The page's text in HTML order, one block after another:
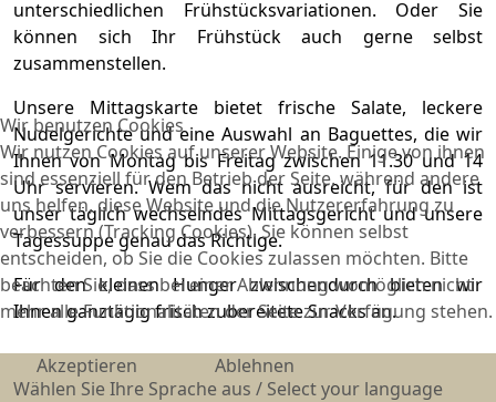
unterschiedlichen Frühstücksvariationen. Oder Sie
können sich Ihr Frühstück auch gerne selbst
zusammenstellen.
Unsere Mittagskarte bietet frische Salate, leckere
Nudelgerichte und eine Auswahl an Baguettes, die wir
Ihnen von Montag bis Freitag zwischen 11.30 und 14
Uhr servieren. Wem das nicht ausreicht, für den ist
unser täglich wechselndes Mittagsgericht und unsere
Tagessuppe genau das Richtige.
Für den kleinen Hunger zwischendurch bieten wir
Ihnen ganztägig frisch zubereitete Snacks an.
Sprache auswählen
Wählen Sie Ihre Sprache aus / Select your language
Wir benutzen Cookies
Wir nutzen Cookies auf unserer Website. Einige von ihnen
sind essenziell für den Betrieb der Seite, während andere
uns helfen, diese Website und die Nutzererfahrung zu
verbessern (Tracking Cookies). Sie können selbst
entscheiden, ob Sie die Cookies zulassen möchten. Bitte
beachten Sie, dass bei einer Ablehnung womöglich nicht
mehr alle Funktionalitäten der Seite zur Verfügung stehen.
Akzeptieren Ablehnen